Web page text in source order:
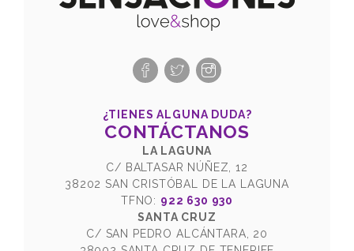
¿TIENES ALGUNA DUDA?
CONTÁCTANOS
LA LAGUNA
C/ BALTASAR NÚÑEZ, 12
38202 SAN CRISTÓBAL DE LA LAGUNA
TFNO: 922 630 930
SANTA CRUZ
C/ SAN PEDRO ALCÁNTARA, 20